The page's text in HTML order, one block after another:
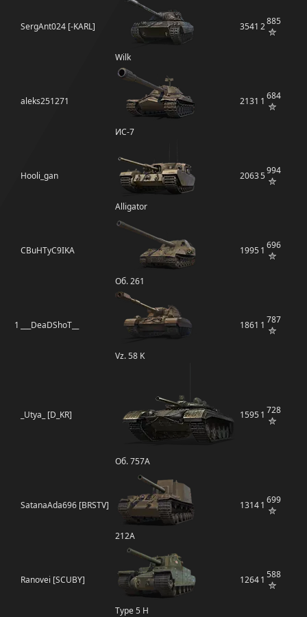
SergAnt024 [-KARL]
Wilk
3541 2885
aleks251271
ИС-7
2131 1 684
Hooli_gan
Alligator
20635994
CBuHTyC9IKA
Об. 261
19951 696
1 ___DeaDShoT__
Vz. 58 K
1861 1 787
_Utya_ [D_KR]
Об. 757А
15951 728
SatanaAda696 [BRSTV]
212А
13141 699
Ranovei [SCUBY]
Type 5 H
12641 588